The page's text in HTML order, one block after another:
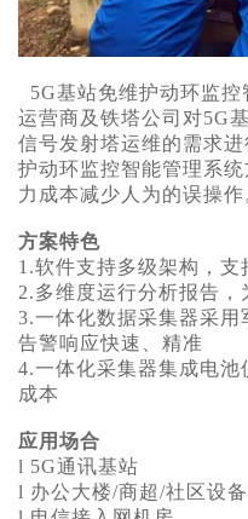
5G基站免维护动环监
运营商及铁塔公司对5G
信号发射塔运维的需求
护动环监控智能管理系
力成本减少人为的误操作
方案特色
1.软件支持多级架构，支
2.多维度运行分析报告
3.一体化数据采集器采用
告警响应快速、精准
4.一体化采集器集成电
成本
应用场合
l 5G通讯基站
l 办公大楼/商超/社区设